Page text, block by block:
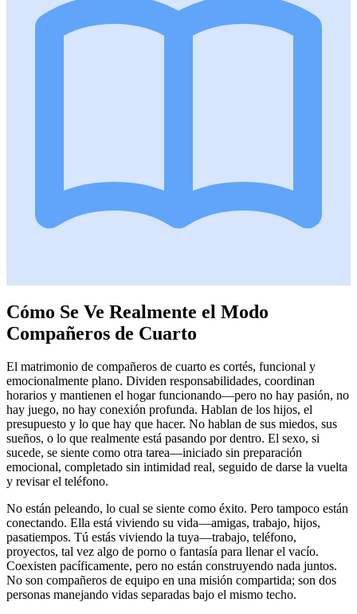
Cómo Se Ve Realmente el Modo
Compañeros de Cuarto
El matrimonio de compañeros de cuarto es cortés, funcional y
emocionalmente plano. Dividen responsabilidades, coordinan
horarios y mantienen el hogar funcionando—pero no hay pasión, no
hay juego, no hay conexión profunda. Hablan de los hijos, el
presupuesto y lo que hay que hacer. No hablan de sus miedos, sus
sueños, o lo que realmente está pasando por dentro. El sexo, si
sucede, se siente como otra tarea—iniciado sin preparación
emocional, completado sin intimidad real, seguido de darse la vuelta
y revisar el teléfono.
No están peleando, lo cual se siente como éxito. Pero tampoco están
conectando. Ella está viviendo su vida—amigas, trabajo, hijos,
pasatiempos. Tú estás viviendo la tuya—trabajo, teléfono,
proyectos, tal vez algo de porno o fantasía para llenar el vacío.
Coexisten pacíficamente, pero no están construyendo nada juntos.
No son compañeros de equipo en una misión compartida; son dos
personas manejando vidas separadas bajo el mismo techo.